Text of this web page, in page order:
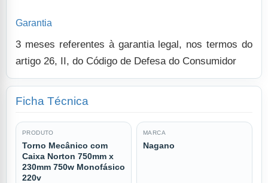
Garantia
3 meses referentes à garantia legal, nos termos do
artigo 26, II, do Código de Defesa do Consumidor
Ficha Técnica
PRODUTO
Torno Mecânico com
Caixa Norton 750mm x
230mm 750w Monofásico
220v
MARCA
Nagano